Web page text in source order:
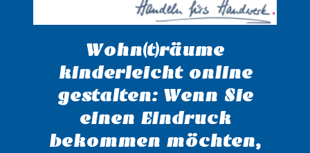
Wohn(t)räume
kinderleicht online
gestalten: Wenn Sie
einen Eindruck
bekommen möchten,